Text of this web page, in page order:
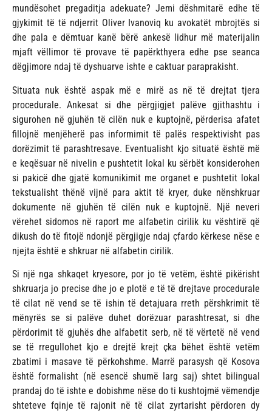
mundësohet pregaditja adekuate? Jemi dëshmitarë edhe të
gjykimit të të ndjerrit Oliver Ivanoviq ku avokatët mbrojtës si
dhe pala e dëmtuar kanë bërë ankesë lidhur më materijalin
mjaft vëllimor të provave të papërkthyera edhe pse seanca
dëgjimore ndaj të dyshuarve ishte e caktuar paraprakisht.
Situata nuk është aspak më e mirë as në të drejtat tjera
procedurale. Ankesat si dhe përgjigjet palëve gjithashtu i
sigurohen në gjuhën të cilën nuk e kuptojnë, përderisa afatet
fillojnë menjëherë pas informimit të palës respektivisht pas
dorëzimit të parashtresave. Eventualisht kjo situatë është më
e keqësuar në nivelin e pushtetit lokal ku sërbët konsiderohen
si pakicë dhe gjatë komunikimit me organet e pushtetit lokal
tekstualisht thënë vijnë para aktit të kryer, duke nënshkruar
dokumente në gjuhën të cilën nuk e kuptojnë. Një neveri
vërehet sidomos në raport me alfabetin cirilik ku vështirë që
dikush do të fitojë ndonjë përgjigje ndaj çfardo kërkese nëse e
njejta është e shkruar në alfabetin cirilik.
Si një nga shkaqet kryesore, por jo të vetëm, është pikërisht
shkruarja jo precise dhe jo e plotë e të të drejtave procedurale
të cilat në vend se të ishin të detajuara rreth përshkrimit të
mënyrës se si palëve duhet dorëzuar parashtresat, si dhe
përdorimit të gjuhës dhe alfabetit serb, në të vërtetë në vend
se të rregullohet kjo e drejtë krejt çka bëhet është vetëm
zbatimi i masave të përkohshme. Marrë parasysh që Kosova
është formalisht (në esencë shumë larg saj) shtet bilingual
prandaj do të ishte e dobishme nëse do ti kushtojmë vëmendje
shteteve fqinje të rajonit në të cilat zyrtarisht përdoren dy